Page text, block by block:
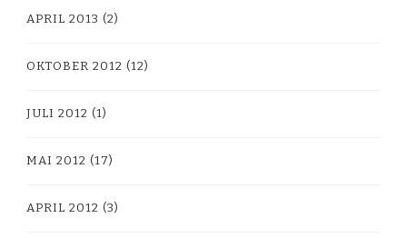
APRIL 2013 (2)
OKTOBER 2012 (12)
JULI 2012 (1)
MAI 2012 (17)
APRIL 2012 (3)